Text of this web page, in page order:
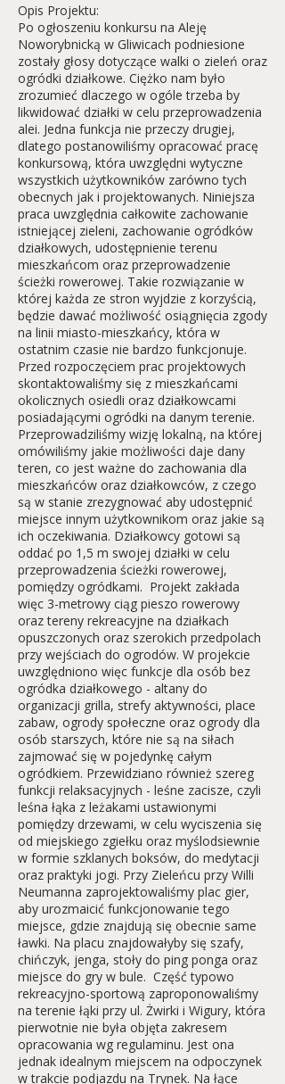
Opis Projektu:
Po ogłoszeniu konkursu na Aleję
Noworybnicką w Gliwicach podniesione
zostały głosy dotyczące walki o zieleń oraz
ogródki działkowe. Ciężko nam było
zrozumieć dlaczego w ogóle trzeba by
likwidować działki w celu przeprowadzenia
alei. Jedna funkcja nie przeczy drugiej,
dlatego postanowiliśmy opracować pracę
konkursową, która uwzględni wytyczne
wszystkich użytkowników zarówno tych
obecnych jak i projektowanych. Niniejsza
praca uwzględnia całkowite zachowanie
istniejącej zieleni, zachowanie ogródków
działkowych, udostępnienie terenu
mieszkańcom oraz przeprowadzenie
ścieżki rowerowej. Takie rozwiązanie w
której każda ze stron wyjdzie z korzyścią,
będzie dawać możliwość osiągnięcia zgody
na linii miasto-mieszkańcy, która w
ostatnim czasie nie bardzo funkcjonuje.
Przed rozpoczęciem prac projektowych
skontaktowaliśmy się z mieszkańcami
okolicznych osiedli oraz działkowcami
posiadającymi ogródki na danym terenie.
Przeprowadziliśmy wizję lokalną, na której
omówiliśmy jakie możliwości daje dany
teren, co jest ważne do zachowania dla
mieszkańców oraz działkowców, z czego
są w stanie zrezygnować aby udostępnić
miejsce innym użytkownikom oraz jakie są
ich oczekiwania. Działkowcy gotowi są
oddać po 1,5 m swojej działki w celu
przeprowadzenia ścieżki rowerowej,
pomiędzy ogródkami. Projekt zakłada
więc 3-metrowy ciąg pieszo rowerowy
oraz tereny rekreacyjne na działkach
opuszczonych oraz szerokich przedpolach
przy wejściach do ogrodów. W projekcie
uwzględniono więc funkcje dla osób bez
ogródka działkowego - altany do
organizacji grilla, strefy aktywności, place
zabaw, ogrody społeczne oraz ogrody dla
osób starszych, które nie są na siłach
zajmować się w pojedynkę całym
ogródkiem. Przewidziano również szereg
funkcji relaksacyjnych - leśne zacisze, czyli
leśna łąka z leżakami ustawionymi
pomiędzy drzewami, w celu wyciszenia się
od miejskiego zgiełku oraz myślodsiewnie
w formie szklanych boksów, do medytacji
oraz praktyki jogi. Przy Zieleńcu przy Willi
Neumanna zaprojektowaliśmy plac gier,
aby urozmaicić funkcjonowanie tego
miejsce, gdzie znajdują się obecnie same
ławki. Na placu znajdowałyby się szafy,
chińczyk, jenga, stoły do ping ponga oraz
miejsce do gry w bule. Część typowo
rekreacyjno-sportową zaproponowaliśmy
na terenie łąki przy ul. Żwirki i Wigury, która
pierwotnie nie była objęta zakresem
opracowania wg regulaminu. Jest ona
jednak idealnym miejscem na odpoczynek
w trakcie podjazdu na Trynek. Na łące